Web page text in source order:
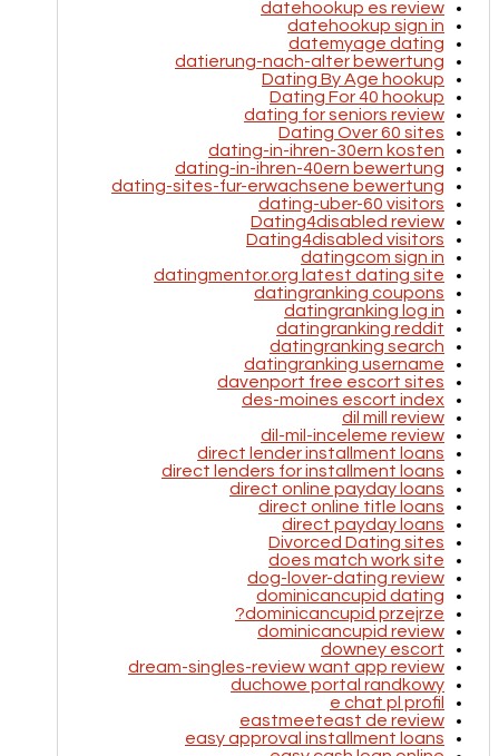
datehookup es review
datehookup sign in
datemyage dating
datierung-nach-alter bewertung
Dating By Age hookup
Dating For 40 hookup
dating for seniors review
Dating Over 60 sites
dating-in-ihren-30ern kosten
dating-in-ihren-40ern bewertung
dating-sites-fur-erwachsene bewertung
dating-uber-60 visitors
Dating4disabled review
Dating4disabled visitors
datingcom sign in
datingmentor.org latest dating site
datingranking coupons
datingranking log in
datingranking reddit
datingranking search
datingranking username
davenport free escort sites
des-moines escort index
dil mill review
dil-mil-inceleme review
direct lender installment loans
direct lenders for installment loans
direct online payday loans
direct online title loans
direct payday loans
Divorced Dating sites
does match work site
dog-lover-dating review
dominicancupid dating
dominicancupid przejrze?
dominicancupid review
downey escort
dream-singles-review want app review
duchowe portal randkowy
e chat pl profil
eastmeeteast de review
easy approval installment loans